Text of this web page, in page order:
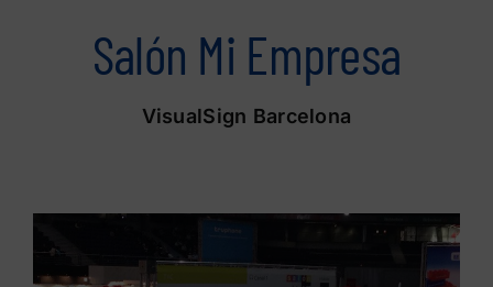
Salón Mi Empresa
VisualSign Barcelona